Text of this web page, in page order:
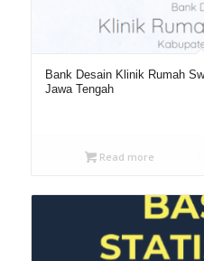
Bank Desain Klinik Rumah
Jawa Tengah
Read more